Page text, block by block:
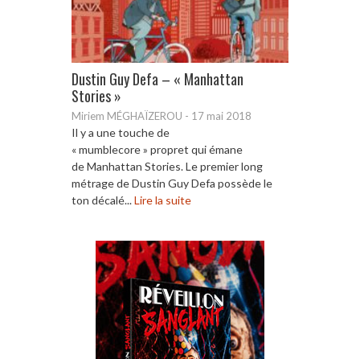
Dustin Guy Defa – « Manhattan
Stories »
Miriem MÉGHAÏZEROU - 17 mai 2018
Il y a une touche de
« mumblecore » propret qui émane
de Manhattan Stories. Le premier long
métrage de Dustin Guy Defa possède le
ton décalé...Lire la suite